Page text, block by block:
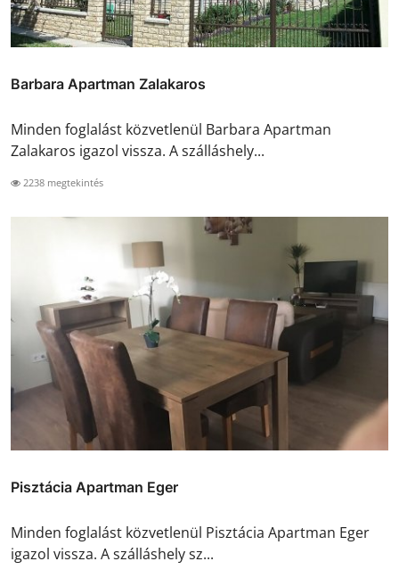
Barbara Apartman Zalakaros
Minden foglalást közvetlenül Barbara Apartman
Zalakaros igazol vissza. A szálláshely...
2238 megtekintés
Pisztácia Apartman Eger
Minden foglalást közvetlenül Pisztácia Apartman Eger
igazol vissza. A szálláshely sz...